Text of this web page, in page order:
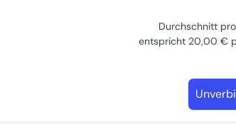
Durchschnitt
entspricht 20,00 €